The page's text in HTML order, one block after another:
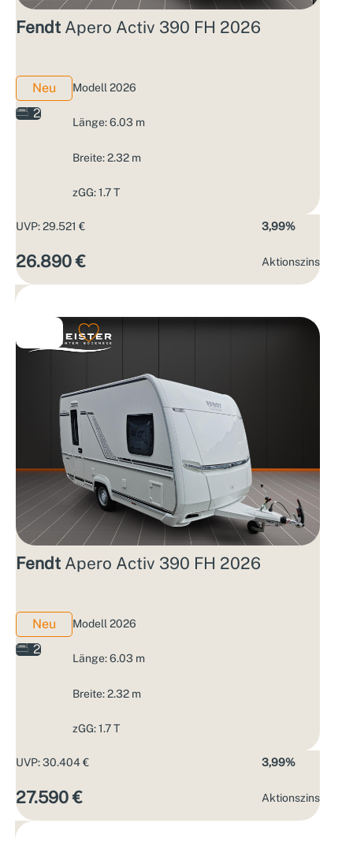
Fendt Apero Activ 390 FH 2026
Neu
2
Modell 2026
Länge: 6.03 m
Breite: 2.32 m
zGG: 1.7 T
UVP: 29.521 €
26.890 €
3,99%
Aktions­zins
Fendt Apero Activ 390 FH 2026
Neu
2
Modell 2026
Länge: 6.03 m
Breite: 2.32 m
zGG: 1.7 T
UVP: 30.404 €
27.590 €
3,99%
Aktions­zins